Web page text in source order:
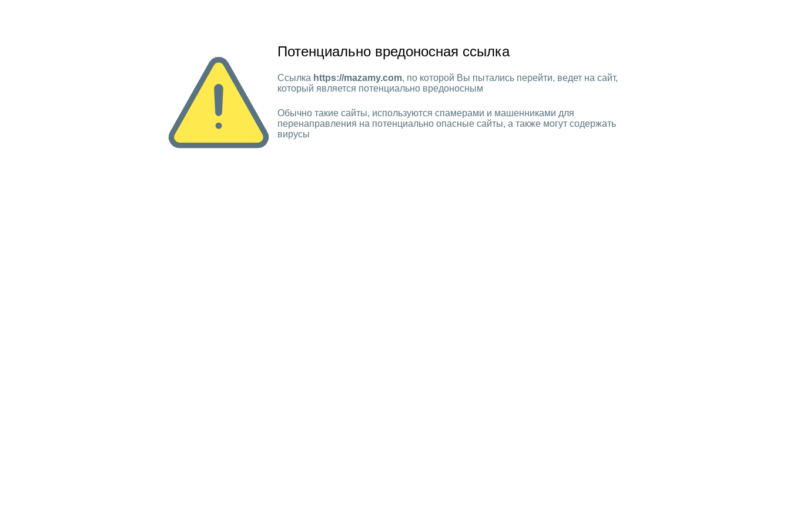
Потенциально вредоносная ссылка
Ссылка https://mazamy.com, по которой Вы пытались перейти, ведет на сайт,
который является потенциально вредоносным
Обычно такие сайты, используются спамерами и машенниками для
перенаправления на потенциально опасные сайты, а также могут содержать
вирусы